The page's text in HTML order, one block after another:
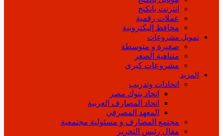
انترنت بانكنج
عملات رقمية
محافظ إليكترونية
تمويل مشروعات
صغيرة و متوسطة
متناهية الصغر
مشروعات كبرى
المزيد
اتحادات وتدريب
اتحاد بنوك مصر
اتحاد المصارف العربية
المعهد المصرفي
مجتمع المصارف و مسئولية مجتمعية
مقال رئيس التحرير